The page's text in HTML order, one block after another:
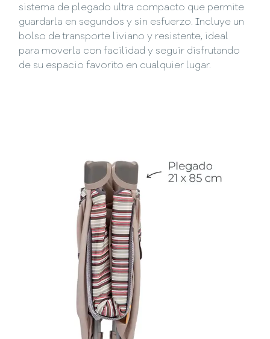
sistema de plegado ultra compacto que permite
guardarla en segundos y sin esfuerzo. Incluye un
bolso de transporte liviano y resistente, ideal
para moverla con facilidad y seguir disfrutando
de su espacio favorito en cualquier lugar.